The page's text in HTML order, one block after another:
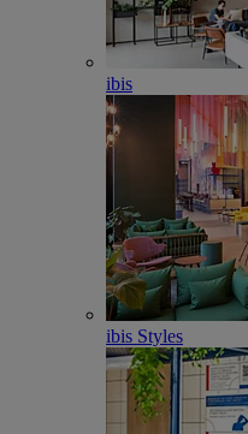
ibis
ibis Styles